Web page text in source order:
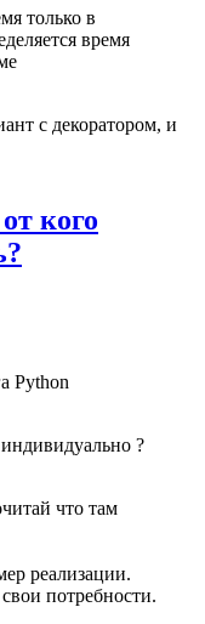
только в
время
с декоратором, и
кого
Python
?
что там
реализации.
потребности.